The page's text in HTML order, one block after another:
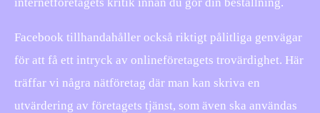
Facebook tillhandahåller också riktigt pålitliga genvägar
för att få ett intryck av onlineföretagets trovärdighet. Här
träffar vi några nätföretag där man kan skriva en
utvärdering av företagets tjänst, som även ska användas